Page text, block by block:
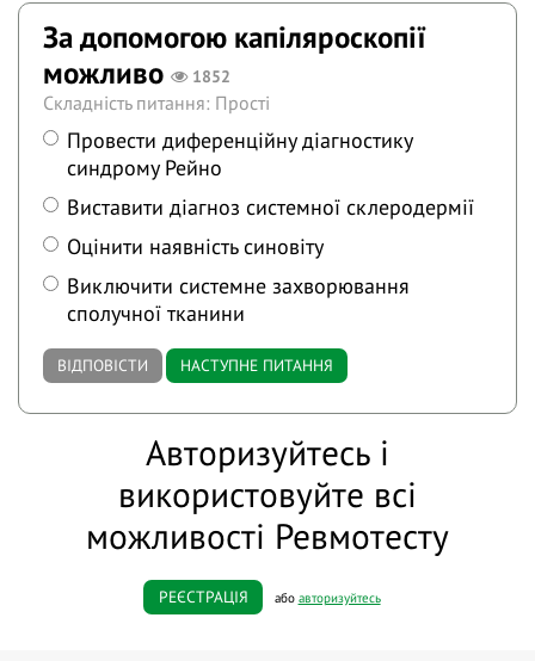
За допомогою капіляроскопії
можливо
1852
Складність питання: Прості
Провести диференційну діагностику
синдрому Рейно
Виставити діагноз системної склеродермії
Оцінити наявність синовіту
Виключити системне захворювання
сполучної тканини
ВІДПОВІСТИ НАСТУПНЕ ПИТАННЯ
Авторизуйтесь і
використовуйте всі
можливості Ревмотесту
РЕЄСТРАЦІЯ або авторизуйтесь